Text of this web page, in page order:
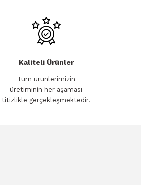
Kaliteli Ürünler
Tüm ürünlerimizin
üretiminin her aşaması
titizlikle gerçekleşmektedir.